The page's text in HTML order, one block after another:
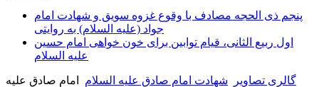
پنجم ذی الحجه مصادف با وقوع غزوه سویق و شهادت امام
جواد (علیه السلام) به روایتی
اول ربیع الثانی، قیام توابین برای خون خواهی امام حسین
علیه السلام
گالری تصاویر شهادت امام صادق علیه السلام
امام صادق علیه